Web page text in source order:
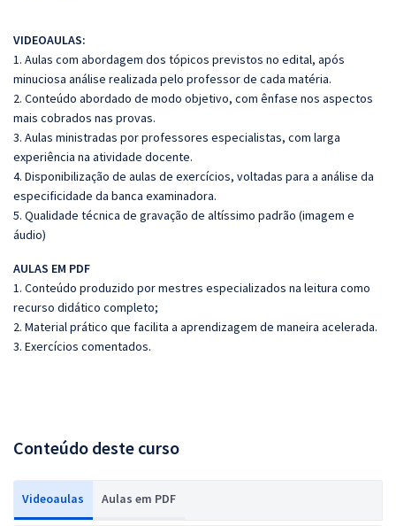
VIDEOAULAS:
1. Aulas com abordagem dos tópicos previstos no edital, após
minuciosa análise realizada pelo professor de cada matéria.
2. Conteúdo abordado de modo objetivo, com ênfase nos aspectos
mais cobrados nas provas.
3. Aulas ministradas por professores especialistas, com larga
experiência na atividade docente.
4. Disponibilização de aulas de exercícios, voltadas para a análise da
especificidade da banca examinadora.
5. Qualidade técnica de gravação de altíssimo padrão (imagem e
áudio)
AULAS EM PDF
1. Conteúdo produzido por mestres especializados na leitura como
recurso didático completo;
2. Material prático que facilita a aprendizagem de maneira acelerada.
3. Exercícios comentados.
Conteúdo deste curso
Videoaulas Aulas em PDF